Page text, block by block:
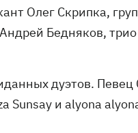
Олег Скрипка,
Бедняков, трио
дуэтов. Певец
Sunsay и alyona